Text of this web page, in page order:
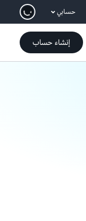
انتقل إلى المحتوى الرئيسي
حسابي
إنشاء حساب